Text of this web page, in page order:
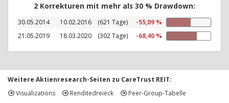
2 Korrekturen mit mehr als 30 % Drawdown:
30.05.2014 10.02.2016 (621 Tage)
-55,09 %
21.05.2019
18.03.2020 (302 Tage) -68,40 %
Weitere Aktienresearch-Seiten zu CareTrust REIT:
Visualizations
Renditedreieck
Peer-Group-Tabelle